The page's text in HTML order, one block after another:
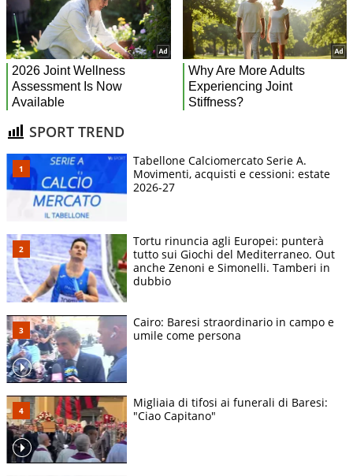
SPORT TREND
Tabellone Calciomercato Serie A.
Movimenti, acquisti e cessioni: estate
2026-27
Tortu rinuncia agli Europei: punterà
tutto sui Giochi del Mediterraneo. Out
anche Zenoni e Simonelli. Tamberi in
dubbio
Cairo: Baresi straordinario in campo e
umile come persona
Migliaia di tifosi ai funerali di Baresi:
"Ciao Capitano"